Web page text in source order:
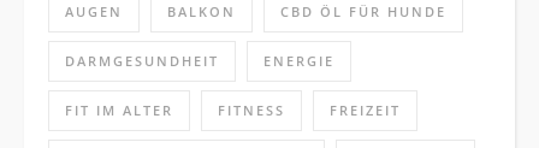
AUGEN BALKON CBD ÖL FÜR HUNDE
DARMGESUNDHEIT ENERGIE
FIT IM ALTER FITNESS FREIZEIT